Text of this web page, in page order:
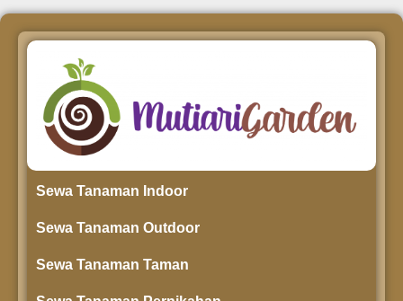
Sewa Tanaman Indoor
Sewa Tanaman Outdoor
Sewa Tanaman Taman